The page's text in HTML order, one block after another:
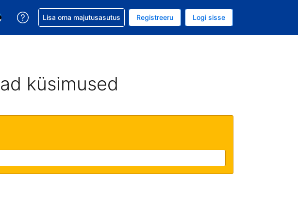
Praegune valitud valuuta on EUR
keel. Praegune valitud keel on Eesti keeles
Saa broneeringuga abi
Lisa oma majutusasutus Registreeru Logi sisse
küsimused